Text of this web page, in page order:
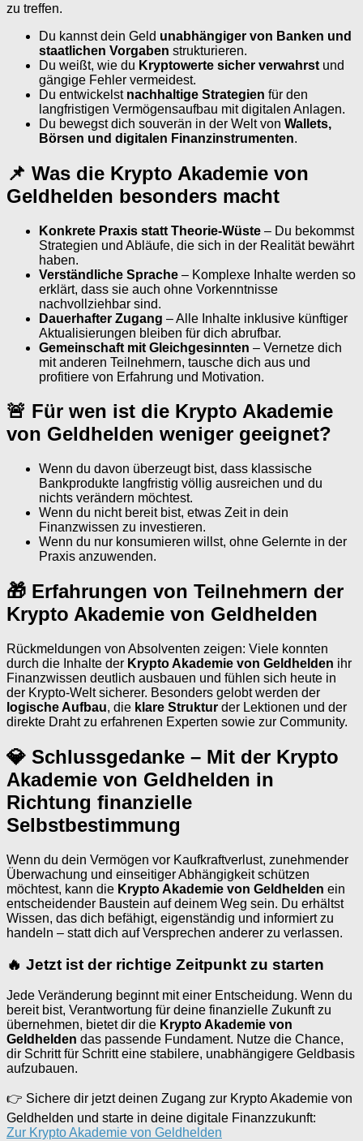
zu treffen.
Du kannst dein Geld unabhängiger von Banken und
staatlichen Vorgaben strukturieren.
Du weißt, wie du Kryptowerte sicher verwahrst und
gängige Fehler vermeidest.
Du entwickelst nachhaltige Strategien für den
langfristigen Vermögensaufbau mit digitalen Anlagen.
Du bewegst dich souverän in der Welt von Wallets,
Börsen und digitalen Finanzinstrumenten.
📌 Was die Krypto Akademie von
Geldhelden besonders macht
Konkrete Praxis statt Theorie-Wüste – Du bekommst
Strategien und Abläufe, die sich in der Realität bewährt
haben.
Verständliche Sprache – Komplexe Inhalte werden so
erklärt, dass sie auch ohne Vorkenntnisse
nachvollziehbar sind.
Dauerhafter Zugang – Alle Inhalte inklusive künftiger
Aktualisierungen bleiben für dich abrufbar.
Gemeinschaft mit Gleichgesinnten – Vernetze dich
mit anderen Teilnehmern, tausche dich aus und
profitiere von Erfahrung und Motivation.
🚨 Für wen ist die Krypto Akademie
von Geldhelden weniger geeignet?
Wenn du davon überzeugt bist, dass klassische
Bankprodukte langfristig völlig ausreichen und du
nichts verändern möchtest.
Wenn du nicht bereit bist, etwas Zeit in dein
Finanzwissen zu investieren.
Wenn du nur konsumieren willst, ohne Gelernte in der
Praxis anzuwenden.
🎁 Erfahrungen von Teilnehmern der
Krypto Akademie von Geldhelden
Rückmeldungen von Absolventen zeigen: Viele konnten
durch die Inhalte der Krypto Akademie von Geldhelden ihr
Finanzwissen deutlich ausbauen und fühlen sich heute in
der Krypto-Welt sicherer. Besonders gelobt werden der
logische Aufbau, die klare Struktur der Lektionen und der
direkte Draht zu erfahrenen Experten sowie zur Community.
💎 Schlussgedanke – Mit der Krypto
Akademie von Geldhelden in
Richtung finanzielle
Selbstbestimmung
Wenn du dein Vermögen vor Kaufkraftverlust, zunehmender
Überwachung und einseitiger Abhängigkeit schützen
möchtest, kann die Krypto Akademie von Geldhelden ein
entscheidender Baustein auf deinem Weg sein. Du erhältst
Wissen, das dich befähigt, eigenständig und informiert zu
handeln – statt dich auf Versprechen anderer zu verlassen.
🔥 Jetzt ist der richtige Zeitpunkt zu starten
Jede Veränderung beginnt mit einer Entscheidung. Wenn du
bereit bist, Verantwortung für deine finanzielle Zukunft zu
übernehmen, bietet dir die Krypto Akademie von
Geldhelden das passende Fundament. Nutze die Chance,
dir Schritt für Schritt eine stabilere, unabhängigere Geldbasis
aufzubauen.
👉 Sichere dir jetzt deinen Zugang zur Krypto Akademie von
Geldhelden und starte in deine digitale Finanzzukunft:
Zur Krypto Akademie von Geldhelden